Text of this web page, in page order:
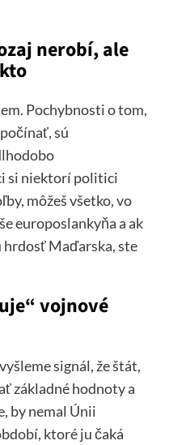
nerobí, ale
Pochybnosti o tom,
sú
si niektorí politici
môžeš všetko, vo
europoslankyňa a ak
Maďarska, ste
vojnové
signál, že štát,
základné hodnoty a
by nemal Únii
ktoré ju čaká